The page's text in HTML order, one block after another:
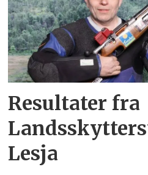
Resultater fra
Lesja